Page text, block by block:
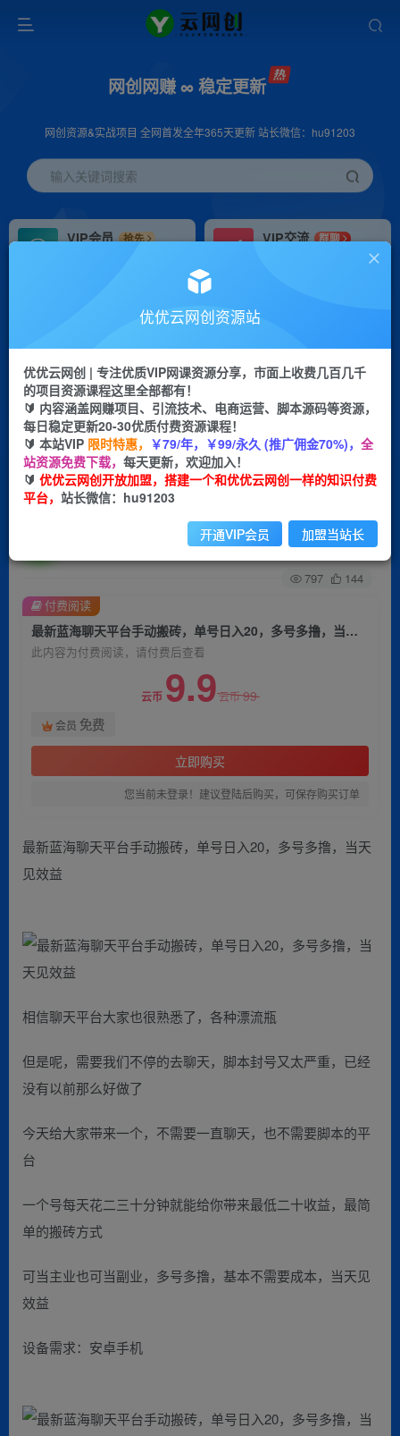
网创网赚 ∞ 稳定更新
网创资源&实战项目 全网首发全年365天更新 站长微信：hu91203
输入关键词搜索
VIP会员
抢先
VIP交流
群聊
研究探讨更多创业项目路子。
会员专属推广链接
挂机 项目
脚本卡密
APP下载
GO
首页 创业课程 会员免费 正文
最新蓝海聊天平台手动搬砖，单号日入20，多号多
撸，当天见效益
关注 私信
797 144
最新蓝海聊天平台手动搬砖，单号日入20，多号多撸，当天见效益
此内容为付费阅读，请付费后查看
云币 9.9云币99
会员 免费
立即购买
您当前未登录！建议登陆后购买，可保存购买订单
付费阅读
最新蓝海聊天平台手动搬砖，单号日入20，多号多撸，当天
见效益
相信聊天平台大家也很熟悉了，各种漂流瓶
但是呢，需要我们不停的去聊天，脚本封号又太严重，已经
没有以前那么好做了
今天给大家带来一个，不需要一直聊天，也不需要脚本的平
台
一个号每天花二三十分钟就能给你带来最低二十收益，最简
单的搬砖方式
可当主业也可当副业，多号多撸，基本不需要成本，当天见
效益
设备需求：安卓手机
优优云网创资源站
优优云网创 | 专注优质VIP网课资源分享，市面上收费几百几千
的项目资源课程这里全部都有！
🔰 内容涵盖网赚项目、引流技术、电商运营、脚本源码等资源，
每日稳定更新20-30优质付费资源课程！
🔰 本站VIP 限时特惠， ￥79/年，￥99/永久 (推广佣金70%)， 全
站资源免费下载， 每天更新，欢迎加入！
🔰 优优云网创开放加盟，搭建一个和优优云网创一样的知识付费
平台， 站长微信：hu91203
开通VIP会员 加盟当站长